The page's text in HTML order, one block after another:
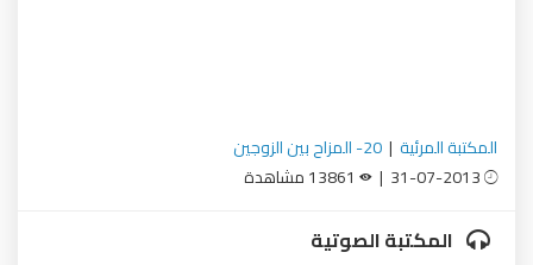
المكتبة المرئية | 20- المزاح بين الزوجين
المكتبة الصوتية